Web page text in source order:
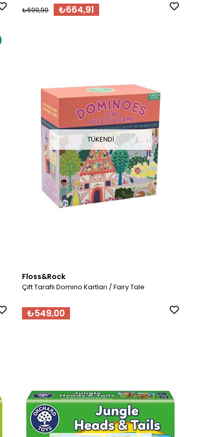
₺664,91
₺699,90
TÜKENDI
Floss&Rock
Çift Taraflı Domino Kartları / Fairy Tale
₺549,00